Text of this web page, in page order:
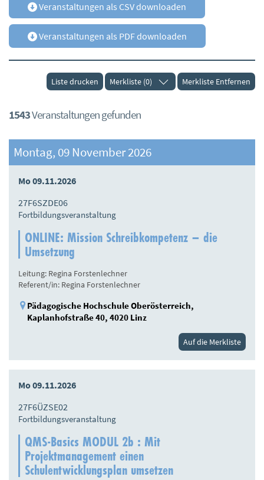
Veranstaltungen als CSV downloaden
Veranstaltungen als PDF downloaden
Liste drucken Merkliste (0) Merkliste Entfernen
1543Veranstaltungen gefunden
Montag, 09 November 2026
Mo 09.11.2026
27F6SZDE06
Fortbildungsveranstaltung
ONLINE: Mission Schreibkompetenz – die
Umsetzung
Leitung: Regina Forstenlechner
Referent/in: Regina Forstenlechner
Pädagogische Hochschule Oberösterreich,
Kaplanhofstraße 40, 4020 Linz
Auf die Merkliste
Mo 09.11.2026
27F6ÜZSE02
Fortbildungsveranstaltung
QMS-Basics MODUL 2b : Mit
Projektmanagement einen
Schulentwicklungsplan umsetzen